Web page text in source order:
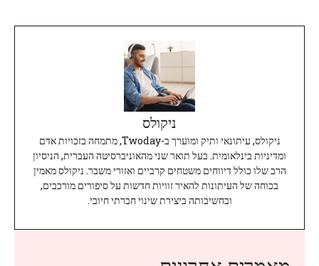
ניקולס
ניקולס, עיתונאי ותיק ומוערך ב-Twoday, מתמחה בזכויות אדם
ומדיניות בינלאומית. בעל תואר שני מהאוניברסיטה העברית, הניסיון
הרב שלו כולל דיווחים משטחים קרביים ואזורי משבר. ניקולס מאמין
בכוחה של העיתונות להאיר זוויות חדשות על סיפורים מורכבים,
ובחשיבותה ביצירת שינוי חברתי חיובי.